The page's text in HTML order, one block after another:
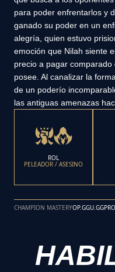
para poder enfrentarlos y
ganado su poder en un
alegría, quien estuvo
emoción que Nilah siente
precio a pagar
posee. Al canalizar la
de un poderío
las antiguas amenazas
ROL
PELEADOR / ASESINO
CHAMPION MASTERYOP.GGU.GG